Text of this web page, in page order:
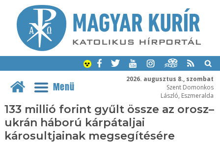
2026. augusztus 8., szombat
Szent Domonkos
László, Eszmeralda
Menü
133 millió forint gyűlt össze az orosz–
ukrán háború kárpátaljai
károsultjainak megsegítésére